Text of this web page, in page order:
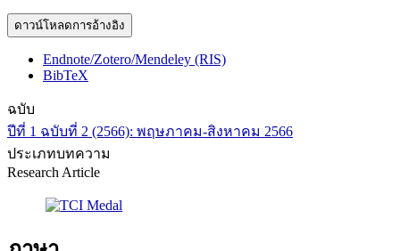
ดาวน์โหลดการอ้างอิง
Endnote/Zotero/Mendeley (RIS)
BibTeX
ฉบับ
ปีที่ 1 ฉบับที่ 2 (2566): พฤษภาคม-สิงหาคม 2566
ประเภทบทความ
Research Article